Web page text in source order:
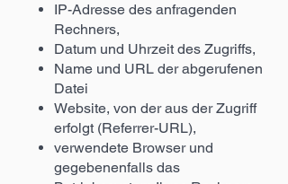
IP-Adresse des anfragenden
Rechners,
Datum und Uhrzeit des Zugriffs,
Name und URL der abgerufenen
Datei
Website, von der aus der Zugriff
erfolgt (Referrer-URL),
verwendete Browser und
gegebenenfalls das